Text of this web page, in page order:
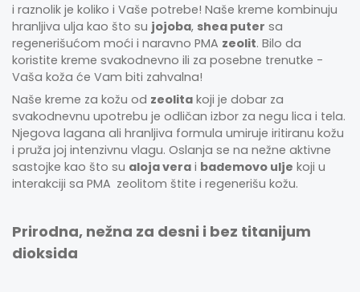
i raznolik je koliko i Vaše potrebe! Naše kreme kombinuju
hranljiva ulja kao što su jojoba, shea puter sa
regenerišućom moći i naravno PMA zeolit. Bilo da
koristite kreme svakodnevno ili za posebne trenutke -
Vaša koža će Vam biti zahvalna!
Naše kreme za kožu od zeolita koji je dobar za
svakodnevnu upotrebu je odličan izbor za negu lica i tela.
Njegova lagana ali hranljiva formula umiruje iritiranu kožu
i pruža joj intenzivnu vlagu. Oslanja se na nežne aktivne
sastojke kao što su aloja vera i bademovo ulje koji u
interakciji sa PMA zeolitom štite i regenerišu kožu.
Prirodna, nežna za desni i bez titanijum
dioksida